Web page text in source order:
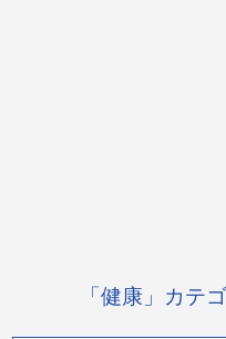
「健康」カテ